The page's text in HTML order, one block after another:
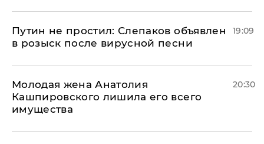
Путин не простил: Слепаков объявлен
в розыск после вирусной песни
19:09
Молодая жена Анатолия
Кашпировского лишила его всего
имущества
20:30